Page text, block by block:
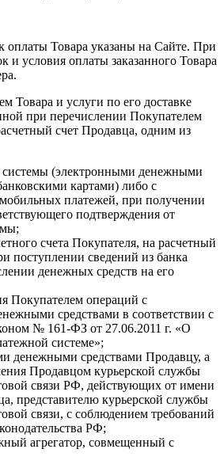
оплаты Товара указаны на Сайте. При
и условия оплаты заказанного Товара
Товара и услуги по его доставке
при перечислении Покупателем
счет Продавца, одним из
системы (электронными денежными
картами) либо с
платежей, при получении
подтверждения от
счета Покупателя, на расчетный
поступлении сведений из банка
денежных средств на его
Покупателем операций с
средствами в соответствии с
№ 161-ФЗ от 27.06.2011 г. «О
системе»;
денежными средствами Продавцу, а
Продавцом курьерской службы
связи РФ, действующих от имени
представителю курьерской службы
связи, с соблюдением требований
РФ;
агрегатор, совмещенный с